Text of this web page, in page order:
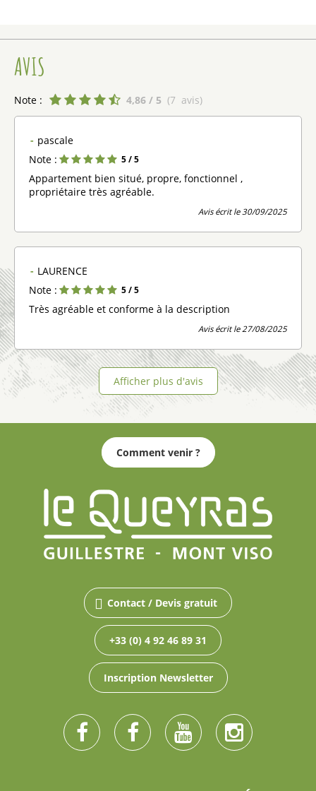
AVIS
Note : 4,86 / 5 (7 avis)
pascale
Note :
5 / 5
Appartement bien situé, propre, fonctionnel ,
propriétaire très agréable.
Avis écrit le 30/09/2025
LAURENCE
Note :
5 / 5
Très agréable et conforme à la description
Avis écrit le 27/08/2025
Afficher plus d'avis
Comment venir ?
Contact / Devis gratuit
+33 (0) 4 92 46 89 31
Inscription Newsletter